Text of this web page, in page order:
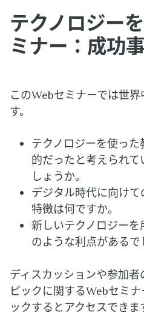
テクノロジー
ミナー：成功
このWebセミナーでは世
す。
テクノロジーを使っ
的だったと考えられ
しょうか。
デジタル時代に向け
特徴は何ですか。
新しいテクノロジー
のような利点があるで
ディスカッションや参加
ピックに関するWebセミナ
ックするとアクセスできま